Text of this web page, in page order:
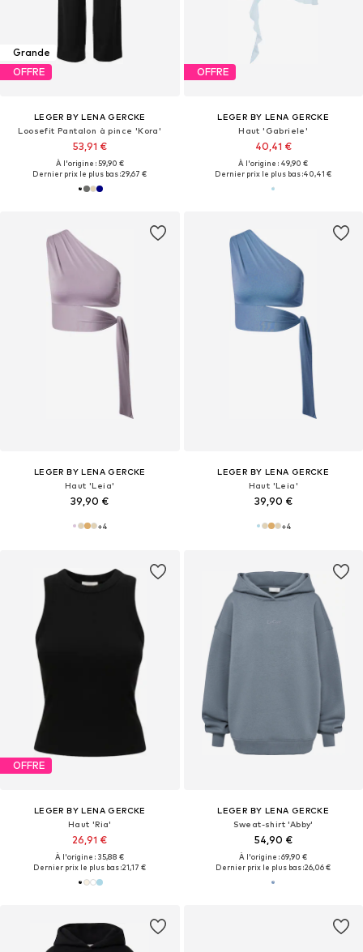
Grande
OFFRE
LEGER BY LENA GERCKE
Loosefit Pantalon à pince 'Kora'
53,91 €
À l'origine : 59,90 €
Dernier prix le plus bas :29,67 €
OFFRE
LEGER BY LENA GERCKE
Haut 'Gabriele'
40,41 €
À l'origine : 49,90 €
Dernier prix le plus bas :40,41 €
LEGER BY LENA GERCKE
Haut 'Leia'
39,90 €
+4
LEGER BY LENA GERCKE
Haut 'Leia'
39,90 €
+4
OFFRE
LEGER BY LENA GERCKE
Haut 'Ria'
26,91 €
À l'origine : 35,88 €
Dernier prix le plus bas :21,17 €
LEGER BY LENA GERCKE
Sweat-shirt 'Abby'
54,90 €
À l'origine : 69,90 €
Dernier prix le plus bas :26,06 €